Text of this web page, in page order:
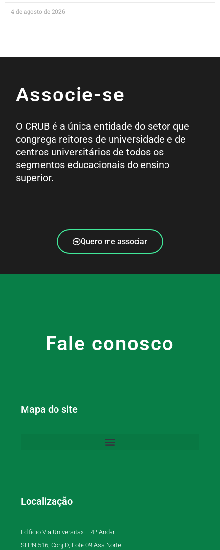
4 de agosto de 2026
Associe-se
O CRUB é a única entidade do setor que
congrega reitores de universidade e de
centros universitários de todos os
segmentos educacionais do ensino
superior.
Quero me associar
Fale conosco
Mapa do site
Localização
Edifício Via Universitas – 4º Andar
SEPN 516, Conj D, Lote 09 Asa Norte